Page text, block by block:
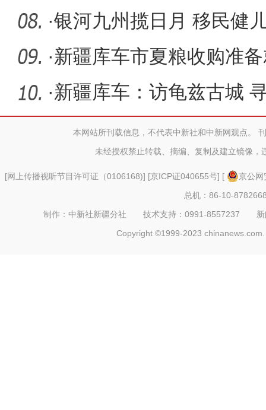
非物质
·银河九州揽日月 移民健
·新疆库车市夏粮收购准
·新疆库车：访龟兹古城
本网站所刊载信息，不代表中新社和中新网观点。
未经授权禁止转载、摘编、复制及建立镜像，
[网上传播视听节目许可证（0106168)] [京ICP证040655号] [
京公
总机：86-10-
制作：中新社新疆分社 技术支持：0991-8557237
Copyright ©1999-2023